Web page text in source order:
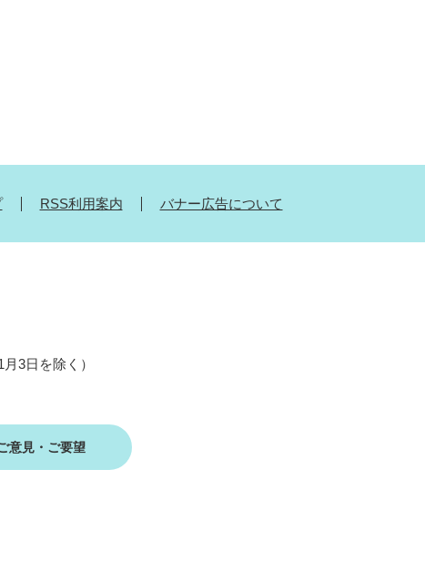
RSS利用案内 バナー広告について
3日を除く）
意見・ご要望